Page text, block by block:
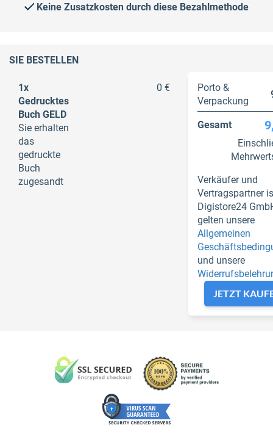
Keine Zusatzkosten durch diese Bezahlmethode
SIE BESTELLEN
1x
Gedrucktes
Buch GELD
Sie erhalten
das
gedruckte
Buch
zugesandt
0 €
Porto &
Verpackung
Gesamt
Verkäufer und
Vertragspartner
Digistore24
gelten unsere
Allgemeinen
und unsere
JETZT